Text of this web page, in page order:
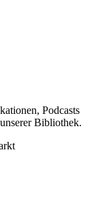
Podcasts
Bibliothek.